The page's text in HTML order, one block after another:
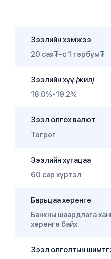
Зээлийн хэмжээ
20 сая₮-с 1 тэрбум₮
Зээлийн хүү /жил/
18.0%-19.2%
Зээл олгох валют
Төгрөг
Зээлийн хугацаа
60 сар хүртэл
Барьцаа хөрөнгө
Банкны шаардлага
хөрөнгө байх
Зээл олголтын